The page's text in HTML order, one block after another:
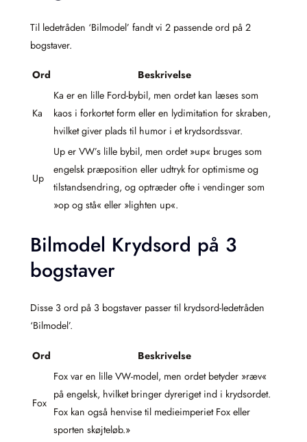
Til ledetråden ‘Bilmodel’ fandt vi 2 passende ord på 2
bogstaver.
Ord Beskrivelse
Ka
Ka er en lille Ford-bybil, men ordet kan læses som
kaos i forkortet form eller en lydimitation for skraben,
hvilket giver plads til humor i et krydsordssvar.
Up
Up er VW’s lille bybil, men ordet »up« bruges som
engelsk præposition eller udtryk for optimisme og
tilstandsendring, og optræder ofte i vendinger som
»op og stå« eller »lighten up«.
Bilmodel Krydsord på 3
bogstaver
Disse 3 ord på 3 bogstaver passer til krydsord-ledetråden
‘Bilmodel’.
Ord Beskrivelse
Fox
Fox var en lille VW-model, men ordet betyder »ræv«
på engelsk, hvilket bringer dyreriget ind i krydsordet.
Fox kan også henvise til medieimperiet Fox eller
sporten skøjteløb.»